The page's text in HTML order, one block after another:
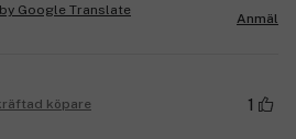
Anmäl
köpare 1